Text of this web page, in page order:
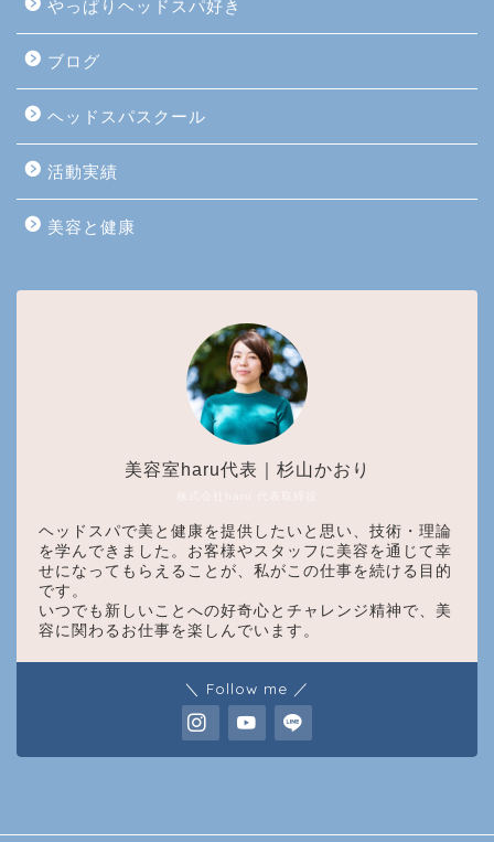
やっぱりヘッドスパ好き
ブログ
ヘッドスパスクール
活動実績
美容と健康
美容室haru代表｜杉山かおり
ヘッドスパで美と健康を提供したいと思い、技術・理論
を学んできました。お客様やスタッフに美容を通じて幸
せになってもらえることが、私がこの仕事を続ける目的
です。
いつでも新しいことへの好奇心とチャレンジ精神で、美
容に関わるお仕事を楽しんでいます。
＼ Follow me ／